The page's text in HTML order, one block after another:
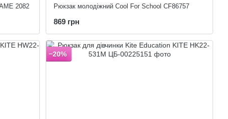
2082 Рюкзак молодіжний Cool For School CF86757
869 грн
−20%